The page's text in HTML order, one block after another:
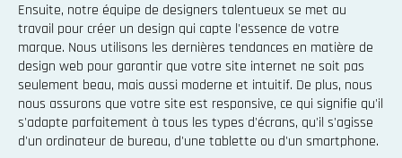
Ensuite, notre équipe de designers talentueux se met au
travail pour créer un design qui capte l'essence de votre
marque. Nous utilisons les dernières tendances en matière de
design web pour garantir que votre site internet ne soit pas
seulement beau, mais aussi moderne et intuitif. De plus, nous
nous assurons que votre site est responsive, ce qui signifie qu'il
s'adapte parfaitement à tous les types d'écrans, qu'il s'agisse
d'un ordinateur de bureau, d'une tablette ou d'un smartphone.